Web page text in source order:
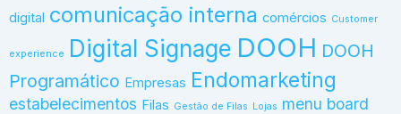
digital comunicação interna comércios Customer
experience Digital Signage DOOH DOOH
Programático Empresas Endomarketing
estabelecimentos Filas Gestão de Filas Lojas menu board